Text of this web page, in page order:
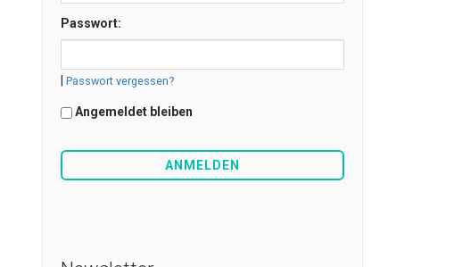
Passwort:
Passwort vergessen?
Angemeldet bleiben